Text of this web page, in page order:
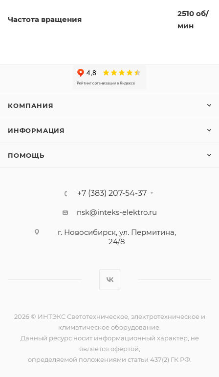
Частота вращения
2510 об/
мин
КОМПАНИЯ
ИНФОРМАЦИЯ
ПОМОЩЬ
+7 (383) 207-54-37
nsk@inteks-elektro.ru
г. Новосибирск, ул. Пермитина,
24/8
2026 © ИНТЭКС Светотехническое, электротехническое и
климатическое оборудование.
Данный ресурс носит информационный характер, не
является офертой,
определяемой положениями статьи 437(2) ГК РФ.